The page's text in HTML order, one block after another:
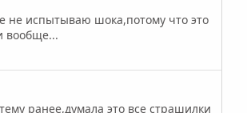
не испытываю шока,потому что это
вообще...
ранее,думала это все страшилки